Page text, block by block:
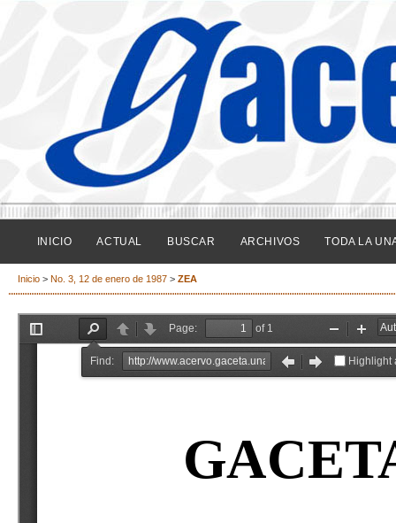
INICIO ACTUAL BUSCAR ARCHIVOS TODA LA
Inicio > No. 3, 12 de enero de 1987 > ZEA